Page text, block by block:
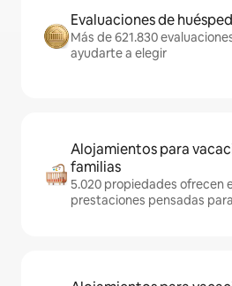
Evaluaciones de
Más de 621.830
ayudarte a elegir
Alojamientos para
familias
5.020 propiedades ofrecen
prestaciones pensadas